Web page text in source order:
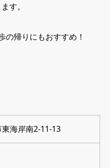
す。
の帰りにもおすすめ！
海岸南2-11-13